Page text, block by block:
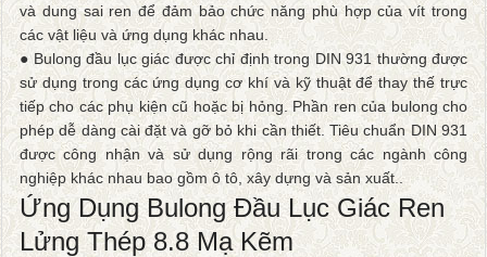
và dung sai ren để đảm bảo chức năng phù hợp của vít trong
các vật liệu và ứng dụng khác nhau.
● Bulong đầu lục giác được chỉ định trong DIN 931 thường được
sử dụng trong các ứng dụng cơ khí và kỹ thuật để thay thế trực
tiếp cho các phụ kiện cũ hoặc bị hỏng. Phần ren của bulong cho
phép dễ dàng cài đặt và gỡ bỏ khi cần thiết. Tiêu chuẩn DIN 931
được công nhận và sử dụng rộng rãi trong các ngành công
nghiệp khác nhau bao gồm ô tô, xây dựng và sản xuất..
Ứng Dụng Bulong Đầu Lục Giác Ren
Lửng Thép 8.8 Mạ Kẽm